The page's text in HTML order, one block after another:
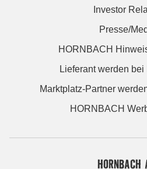
Investor
Presse/
HORNBACH
Lieferant werden
Marktplatz-Partner
HORNBACH
HORNBACH